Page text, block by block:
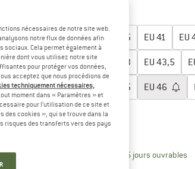
EU40 EU 40,5 EU 41 EU
EU42,5 43 EU 43,5
EU45 45,5 EU 46
EU48
Délai de livraison: 3-5 jours ouvrables
nécessaires de notre site web.
notre flux de données afin
Cela permet également à
dont vous utilisez notre site
pour protéger vos données,
acceptez que nous procédions de
techniquement nécessaires,
moment dans « Paramètres » et
pour l’utilisation de ce site et
des cookies », qui se trouve dans la
risques des transferts vers des pays